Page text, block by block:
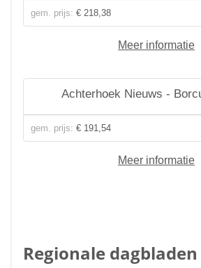
gem. prijs: € 218,38
Meer informatie
Achterhoek Nieuws -
gem. prijs: € 191,54
Meer informatie
Regionale dagbladen